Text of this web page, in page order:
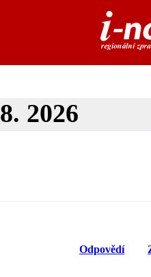
2026
Odpovědí